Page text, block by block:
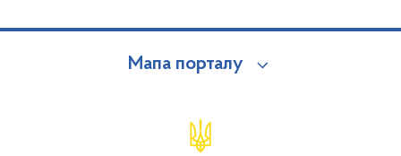
Мапа порталу